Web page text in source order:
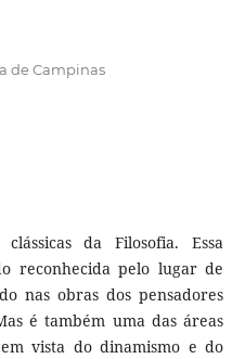
de Campinas
da Filosofia. Essa
reconhecida pelo lugar de
nas obras dos pensadores
é também uma das áreas
vista do dinamismo e do